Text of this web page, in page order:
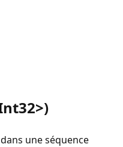
une séquence